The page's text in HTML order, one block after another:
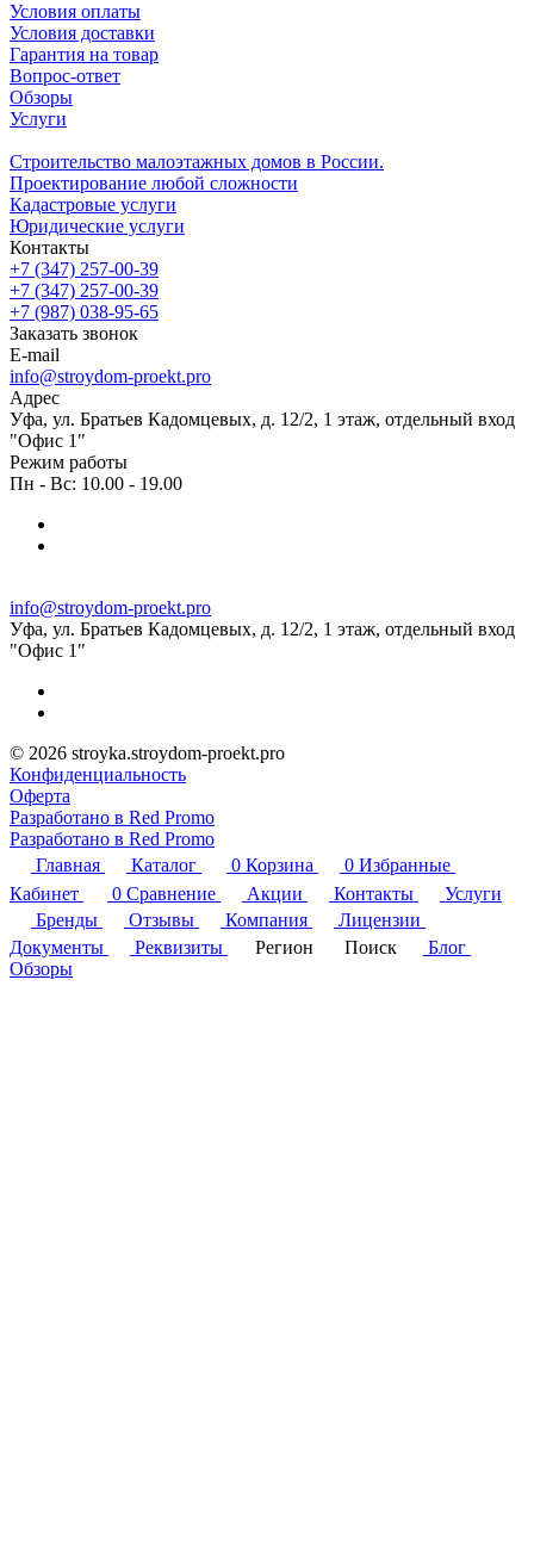
Условия оплаты
Условия доставки
Гарантия на товар
Вопрос-ответ
Обзоры
Услуги
Строительство малоэтажных домов в России.
Проектирование любой сложности
Кадастровые услуги
Юридические услуги
Контакты
+7 (347) 257-00-39
+7 (347) 257-00-39
+7 (987) 038-95-65
Заказать звонок
E-mail
info@stroydom-proekt.pro
Адрес
Уфа, ул. Братьев Кадомцевых, д. 12/2, 1 этаж, отдельный вход
"Офис 1"
Режим работы
Пн - Вс: 10.00 - 19.00
info@stroydom-proekt.pro
Уфа, ул. Братьев Кадомцевых, д. 12/2, 1 этаж, отдельный вход
"Офис 1"
© 2026 stroyka.stroydom-proekt.pro
Конфиденциальность
Оферта
Разработано в Red Promo
Разработано в Red Promo
Главная
Каталог 0 Корзина 0 Избранные
Кабинет
0 Сравнение Акции Контакты
Услуги
Бренды
Отзывы Компания
Лицензии
Документы
Реквизиты Регион Поиск
Блог
Обзоры